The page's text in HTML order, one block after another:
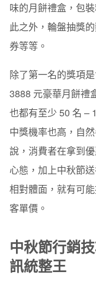
味的月餅禮盒，包
此之外，輪盤抽獎
券等等。
除了第一名的獎項
3888 元豪華月餅禮
也都有至少 50 名 –
中獎機率也高，自
說，消費者在拿到
心態，加上中秋節
相對體面，就有可
客單價。
中秋節行銷
訊統整王